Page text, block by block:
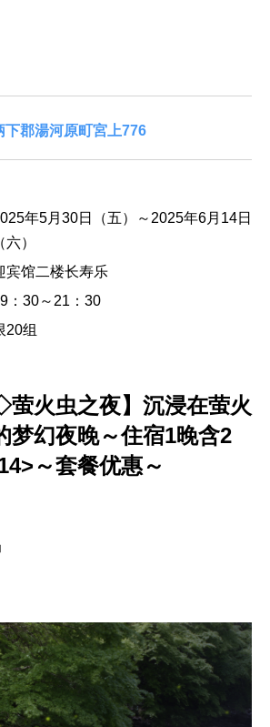
下郡湯河原町宮上776
年5月30日（五）～2025年6月14日
（六）
宾馆二楼长寿乐
：30～21：30
20组
萤火虫之夜】沉浸在萤火
梦幻夜晚～住宿1晚含2
～套餐优惠～